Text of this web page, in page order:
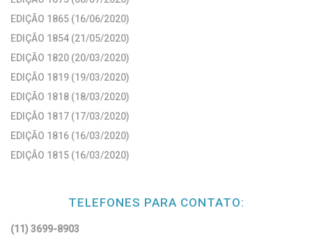
EDIÇÃO 1865 (16/06/2020)
EDIÇÃO 1854 (21/05/2020)
EDIÇÃO 1820 (20/03/2020)
EDIÇÃO 1819 (19/03/2020)
EDIÇÃO 1818 (18/03/2020)
EDIÇÃO 1817 (17/03/2020)
EDIÇÃO 1816 (16/03/2020)
EDIÇÃO 1815 (16/03/2020)
TELEFONES PARA CONTATO:
(11) 3699-8903